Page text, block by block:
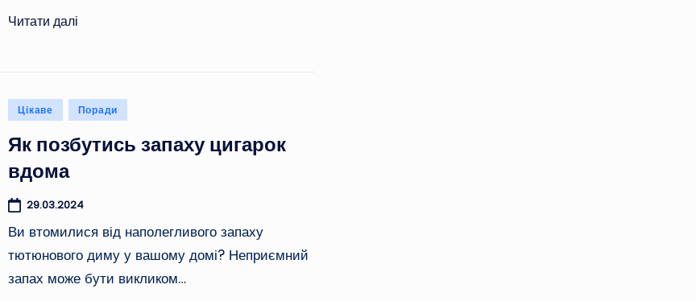
Читати далі
Опубліковано
Цікаве Поради
Як позбутись запаху цигарок
вдома
29.03.2024
Ви втомилися від наполегливого запаху
тютюнового диму у вашому домі? Неприємний
запах може бути викликом…